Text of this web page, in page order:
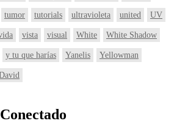
tumor tutorials ultravioleta united UV
vista visual White White Shadow
y tu que harías Yanelis Yellowman